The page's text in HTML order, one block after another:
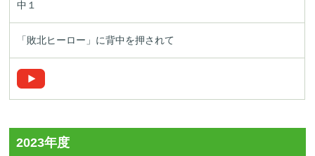
中１
「敗北ヒーロー」に背中を押されて
2023年度